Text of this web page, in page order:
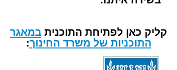
קליק כאן לפתיחת התוכנית במאגר
התוכניות של משרד החינוך: